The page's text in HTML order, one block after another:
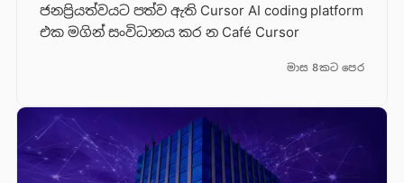
ජනප්‍රියත්වයට පත්ව ඇති Cursor AI coding platform
එක මගින් සංවිධානය කර න Café Cursor
මාස 8කට පෙර